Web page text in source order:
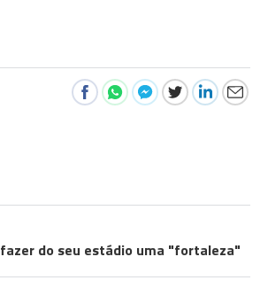
do seu estádio uma "fortaleza"